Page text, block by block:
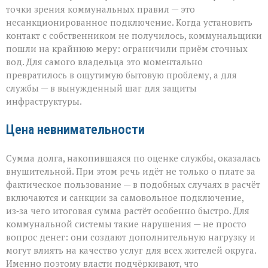
точки зрения коммунальных правил — это
несанкционированное подключение. Когда установить
контакт с собственником не получилось, коммунальщики
пошли на крайнюю меру: ограничили приём сточных
вод. Для самого владельца это моментально
превратилось в ощутимую бытовую проблему, а для
службы — в вынужденный шаг для защиты
инфраструктуры.
Цена невнимательности
Сумма долга, накопившаяся по оценке службы, оказалась
внушительной. При этом речь идёт не только о плате за
фактическое пользование — в подобных случаях в расчёт
включаются и санкции за самовольное подключение,
из‑за чего итоговая сумма растёт особенно быстро. Для
коммунальной системы такие нарушения — не просто
вопрос денег: они создают дополнительную нагрузку и
могут влиять на качество услуг для всех жителей округа.
Именно поэтому власти подчёркивают, что